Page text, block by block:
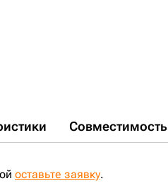
Совместимость
оставьте заявку.